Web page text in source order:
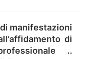
manifestazioni
di
..